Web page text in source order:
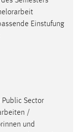
Einstufung
Sector
/
und